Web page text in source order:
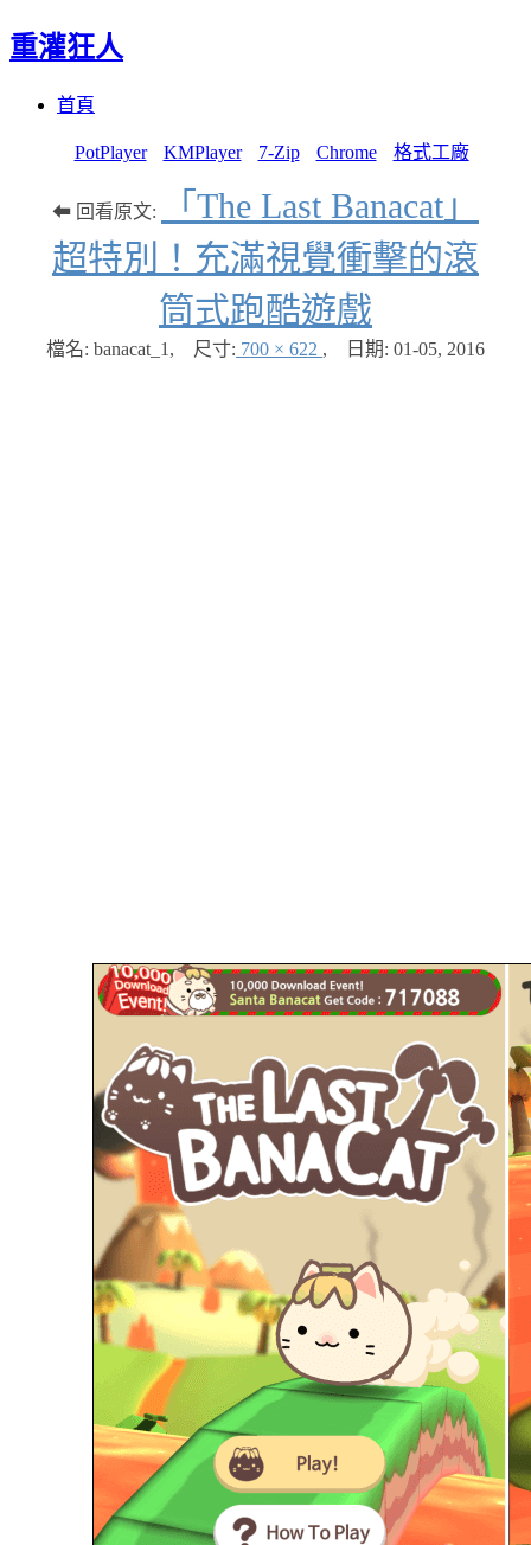
重灌狂人
首頁
PotPlayer KMPlayer 7-Zip Chrome 格式工廠
⬅ 回看原文:
「The Last Banacat」
超特別！充滿視覺衝擊的滾
筒式跑酷遊戲
檔名: banacat_1 , 尺寸: 700 × 622 , 日期: 01-05, 2016